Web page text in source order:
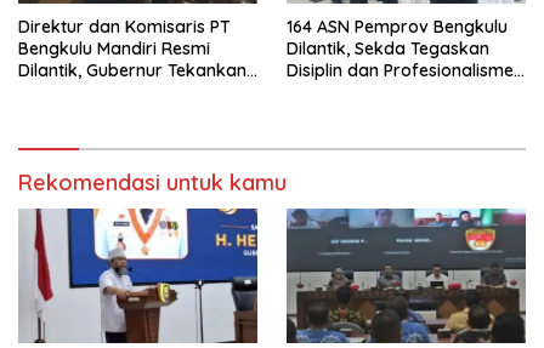
Direktur dan Komisaris PT
Bengkulu Mandiri Resmi
Dilantik, Gubernur Tekankan
164 ASN Pemprov Bengkulu
Dilantik, Sekda Tegaskan
Disiplin dan Profesionalisme
Rekomendasi untuk kamu